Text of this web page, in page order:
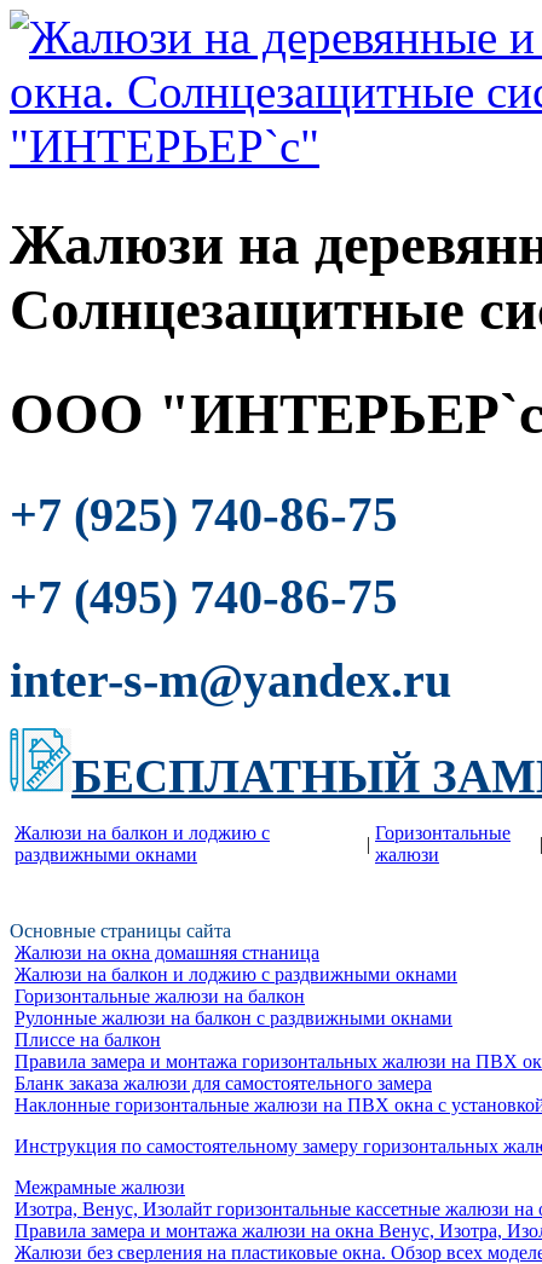
Жалюзи на
Солнцезащитные
ООО
+7 (925) 740-86-75
+7 (495) 740-86-75
inter-s-m@yandex.ru
БЕСПЛАТНЫЙ
Жалюзи на балкон и лоджию c
раздвижными окнами
|
Горизонтальные
жалюзи
|
Основные страницы сайта
Жалюзи на окна домашняя стнаница
Жалюзи на балкон и лоджию c раздвижными окнами
Горизонтальные жалюзи на балкон
Рулонные жалюзи на балкон с раздвижными окнами
Плиссе на балкон
Правила замера и монтажа горизонтальных жалюзи на ПВХ
Бланк заказа жалюзи для самостоятельного замера
Наклонные горизонтальные жалюзи на ПВХ окна с
Инструкция по самостоятельному замеру горизонтальных
Межрамные жалюзи
Изотра, Венус, Изолайт горизонтальные кассетные жалюзи на
Правила замера и монтажа жалюзи на окна Венус, Изотра,
Жалюзи без сверления на пластиковые окна. Обзор всех